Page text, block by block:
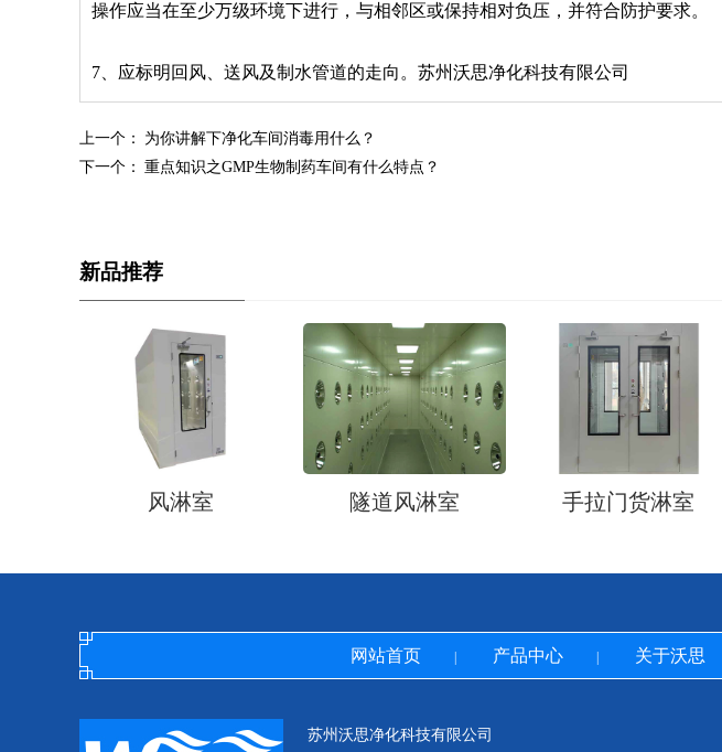
操作应当在至少万级环境下进行，与相邻区或保持相对负压，并符合防护要求。
7、应标明回风、送风及制水管道的走向。苏州沃思净化科技有限公司
上一个： 为你讲解下净化车间消毒用什么？
下一个： 重点知识之GMP生物制药车间有什么特点？
新品推荐
风淋室 隧道风淋室 手拉门货淋室
网站首页 产品中心 关于沃思
苏州沃思净化科技有限公司